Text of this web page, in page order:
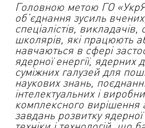
Головною метою ГО
об’єднання зусиль
спеціалістів, викладачів,
школярів, які працюють
навчаються в сфері
ядерної енергії, ядерних
суміжних галузей для
наукових знань,
інтелектуальних і
комплексного вирішення
завдань розвитку ядерної